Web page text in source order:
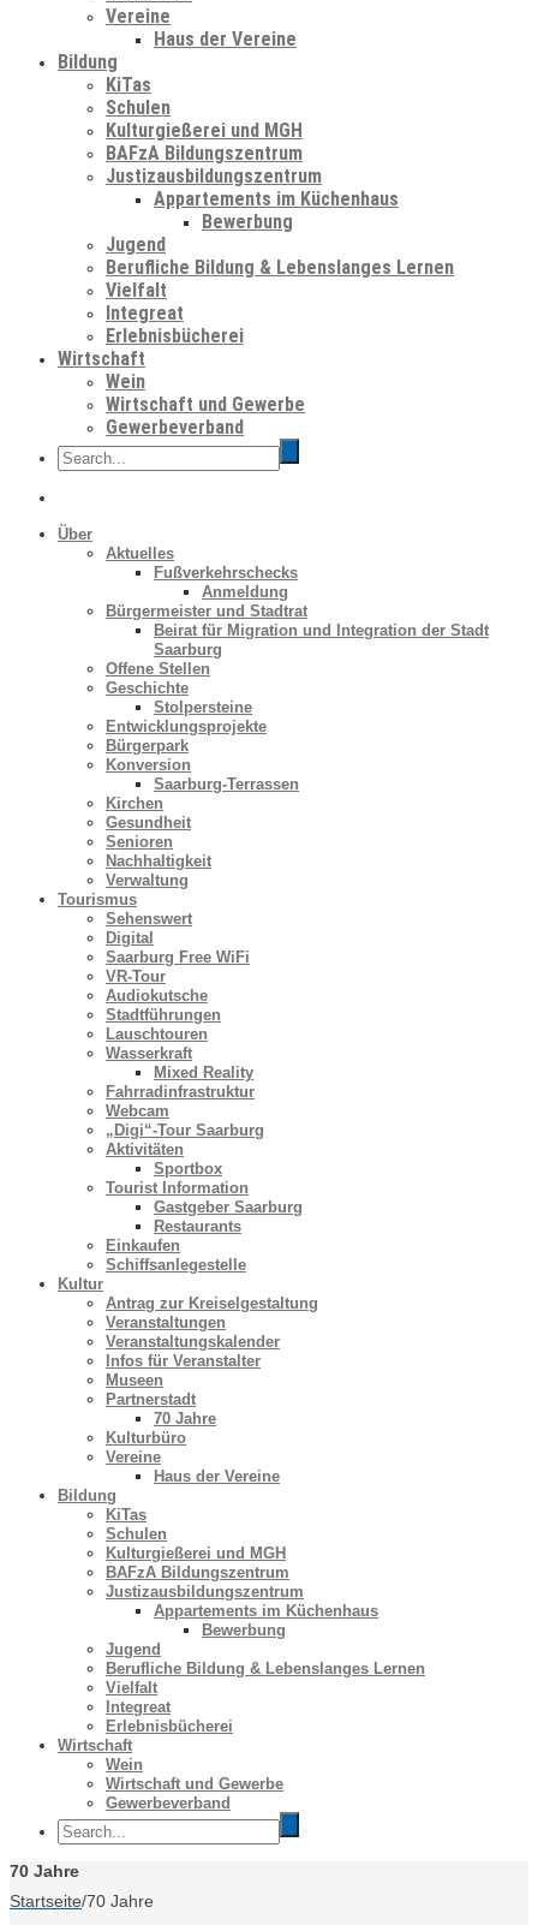
Vereine
Haus der Vereine
Bildung
KiTas
Schulen
Kulturgießerei und MGH
BAFzA Bildungszentrum
Justizausbildungszentrum
Appartements im Küchenhaus
Bewerbung
Jugend
Berufliche Bildung & Lebenslanges Lernen
Vielfalt
Integreat
Erlebnisbücherei
Wirtschaft
Wein
Wirtschaft und Gewerbe
Gewerbeverband
Über
Aktuelles
Fußverkehrschecks
Anmeldung
Bürgermeister und Stadtrat
Beirat für Migration und Integration der Stadt
Saarburg
Offene Stellen
Geschichte
Stolpersteine
Entwicklungsprojekte
Bürgerpark
Konversion
Saarburg-Terrassen
Kirchen
Gesundheit
Senioren
Nachhaltigkeit
Verwaltung
Tourismus
Sehenswert
Digital
Saarburg Free WiFi
VR-Tour
Audiokutsche
Stadtführungen
Lauschtouren
Wasserkraft
Mixed Reality
Fahrradinfrastruktur
Webcam
„Digi“-Tour Saarburg
Aktivitäten
Sportbox
Tourist Information
Gastgeber Saarburg
Restaurants
Einkaufen
Schiffsanlegestelle
Kultur
Antrag zur Kreiselgestaltung
Veranstaltungen
Veranstaltungskalender
Infos für Veranstalter
Museen
Partnerstadt
70 Jahre
Kulturbüro
Vereine
Haus der Vereine
Bildung
KiTas
Schulen
Kulturgießerei und MGH
BAFzA Bildungszentrum
Justizausbildungszentrum
Appartements im Küchenhaus
Bewerbung
Jugend
Berufliche Bildung & Lebenslanges Lernen
Vielfalt
Integreat
Erlebnisbücherei
Wirtschaft
Wein
Wirtschaft und Gewerbe
Gewerbeverband
70 Jahre
Startseite/70 Jahre